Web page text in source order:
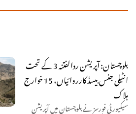
بلوچستان: آپریشن ردالفتنہ 3 کے تحت
انٹیلی جنس بیسڈ کارروائیاں، 15 خوارج
ہلاک
سیکیورٹی فورسز نے بلوچستان میں آپریشن